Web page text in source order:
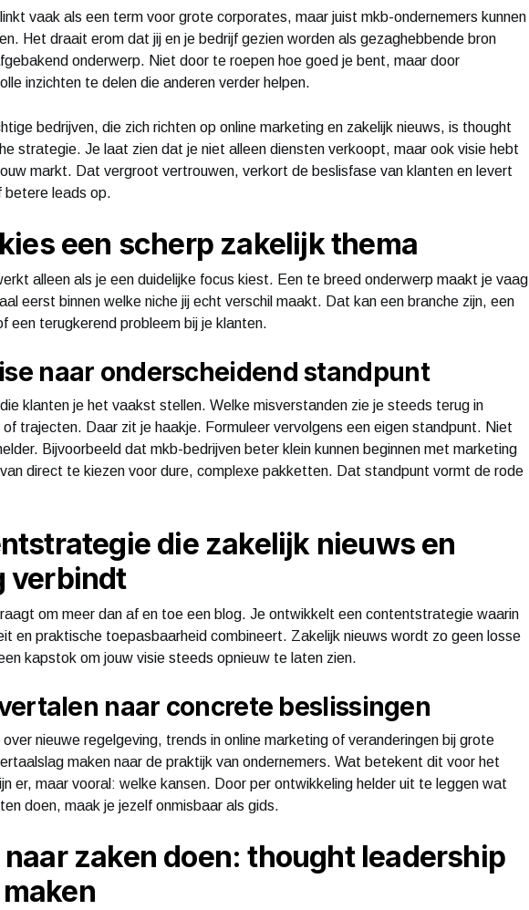
vaak als een term voor grote corporates, maar juist mkb-ondernemers kunnen
Het draait erom dat jij en je bedrijf gezien worden als gezaghebbende bron
onderwerp. Niet door te roepen hoe goed je bent, maar door
inzichten te delen die anderen verder helpen.
bedrijven, die zich richten op online marketing en zakelijk nieuws, is thought
strategie. Je laat zien dat je niet alleen diensten verkoopt, maar ook visie hebt
markt. Dat vergroot vertrouwen, verkort de beslisfase van klanten en levert
betere leads op.
een scherp zakelijk thema
alleen als je een duidelijke focus kiest. Een te breed onderwerp maakt je vaag
eerst binnen welke niche jij echt verschil maakt. Dat kan een branche zijn, een
een terugkerend probleem bij je klanten.
naar onderscheidend standpunt
klanten je het vaakst stellen. Welke misverstanden zie je steeds terug in
trajecten. Daar zit je haakje. Formuleer vervolgens een eigen standpunt. Niet
Bijvoorbeeld dat mkb-bedrijven beter klein kunnen beginnen met marketing
direct te kiezen voor dure, complexe pakketten. Dat standpunt vormt de rode
die zakelijk nieuws en
verbindt
om meer dan af en toe een blog. Je ontwikkelt een contentstrategie waarin
en praktische toepasbaarheid combineert. Zakelijk nieuws wordt zo geen losse
kapstok om jouw visie steeds opnieuw te laten zien.
naar concrete beslissingen
over nieuwe regelgeving, trends in online marketing of veranderingen bij grote
maken naar de praktijk van ondernemers. Wat betekent dit voor het
er, maar vooral: welke kansen. Door per ontwikkeling helder uit te leggen wat
doen, maak je jezelf onmisbaar als gids.
naar zaken doen: thought leadership